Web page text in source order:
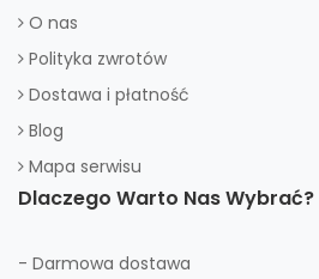
O nas
Polityka zwrotów
Dostawa i płatność
Blog
Mapa serwisu
Dlaczego Warto Nas Wybrać?
- Darmowa dostawa